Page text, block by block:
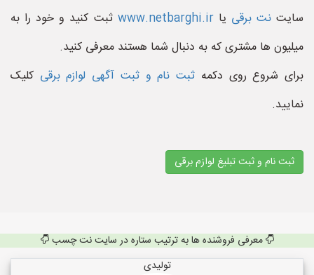
سایتنت برقی یاwww.netbarghi.ir ثبت کنید و خود را به
میلیون ها مشتری که به دنبال شما هستند معرفی کنید.
برای شروع روی دکمه ثبت نام و ثبت آگهی لوازم برقی کلیک
نمایید.
ثبت نام و ثبت تبلیغ لوازم برقی
معرفی فروشنده ها به ترتیب ستاره در سایت نت چسب
تولیدی